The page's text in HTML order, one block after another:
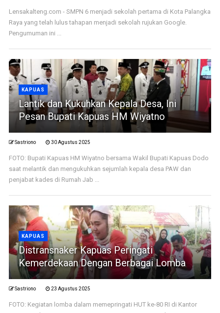
Lensakalteng.com - SMPN 6 menjadi sekolah pertama di Kota Palangka
Raya yang telah lulus tahapan menjadi sekolah rujukan Google.
Pengumuman ini ...
KAPUAS
Lantik dan Kukuhkan Kepala Desa, Ini
Pesan Bupati Kapuas HM Wiyatno
Sastriono 30 Agustus 2025
FOTO: Bupati Kapuas HM Wiyatno bersama Wakil Bupati Kapuas Dodo
saat melantik dan mengukuhkan sejumlah kepala desa PAW dan
penjabat kades di Rumah Jab ...
KAPUAS
Distransnaker Kapuas Peringati
Kemerdekaan Dengan Berbagai Lomba
Sastriono 23 Agustus 2025
FOTO: Kegiatan lomba dalam memepringati HUT ke-80 RI di Kantor